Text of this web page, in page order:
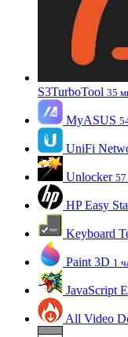
S3TurboTool 35
MyASUS
UniFi
Unlocker 57
HP Easy
Keyboard
Paint 3D 1
JavaScript
All Video